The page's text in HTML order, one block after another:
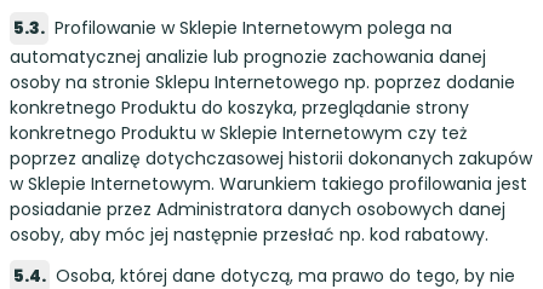
Profilowanie w Sklepie Internetowym polega na
automatycznej analizie lub prognozie zachowania danej
osoby na stronie Sklepu Internetowego np. poprzez dodanie
konkretnego Produktu do koszyka, przeglądanie strony
konkretnego Produktu w Sklepie Internetowym czy też
poprzez analizę dotychczasowej historii dokonanych zakupów
w Sklepie Internetowym. Warunkiem takiego profilowania jest
posiadanie przez Administratora danych osobowych danej
osoby, aby móc jej następnie przesłać np. kod rabatowy.
Osoba, której dane dotyczą, ma prawo do tego, by nie